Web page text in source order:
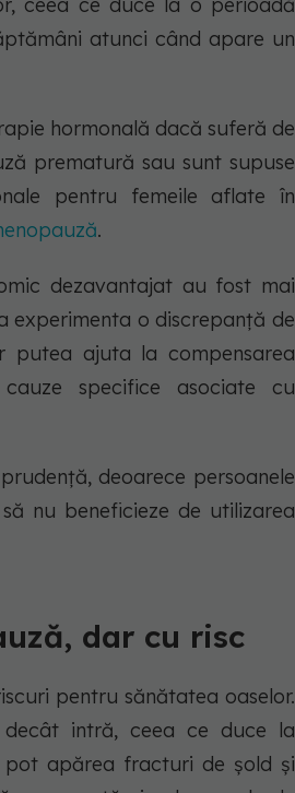
ceea ce duce la o perioadă
atunci când apare un
hormonală dacă suferă de
prematură sau sunt supuse
pentru femeile aflate în
.
dezavantajat au fost mai
experimenta o discrepanță de
putea ajuta la compensarea
specifice asociate cu
deoarece persoanele
nu beneficieze de utilizarea
dar cu risc
pentru sănătatea oaselor.
intră, ceea ce duce la
pot apărea fracturi de șold și